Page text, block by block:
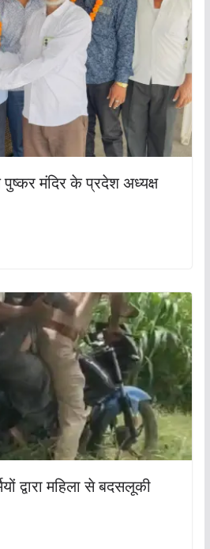
पुष्कर मंदिर के प्रदेश अध्यक्ष
द्वारा महिला से बदसलूकी